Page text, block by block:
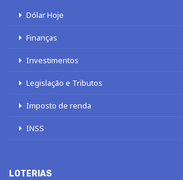
Dólar Hoje
Finanças
Investimentos
Legislação e Tributos
Imposto de renda
INSS
LOTERIAS